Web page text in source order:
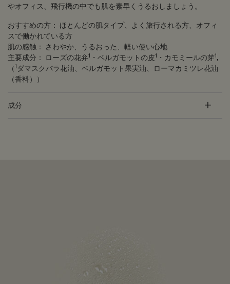
やオフィス、飛行機の中でも肌を素早くうるおしましょう。
おすすめの方： ほとんどの肌タイプ、よく旅行される方、オフィ
スで働かれている方
肌の感触：
さわやか、うるおった、軽い使い心地
主要成分：
ローズの花弁1 ・ベルガモットの皮1 ・カモミールの芽1,
（1 ダマスクバラ花油、ベルガモット果実油、ローマカミツレ花油
（香料））
成分